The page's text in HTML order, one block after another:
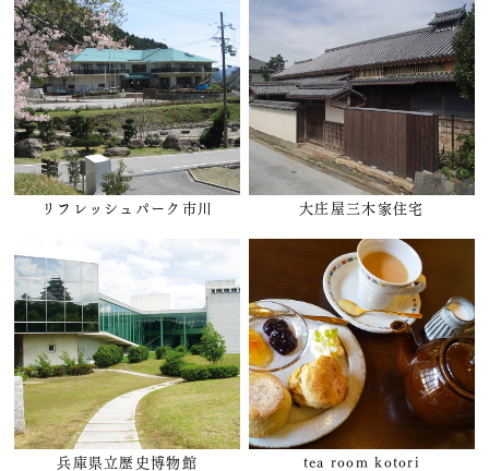
リフレッシュパーク市川 大庄屋三木家住宅
兵庫県立歴史博物館 tea room kotori